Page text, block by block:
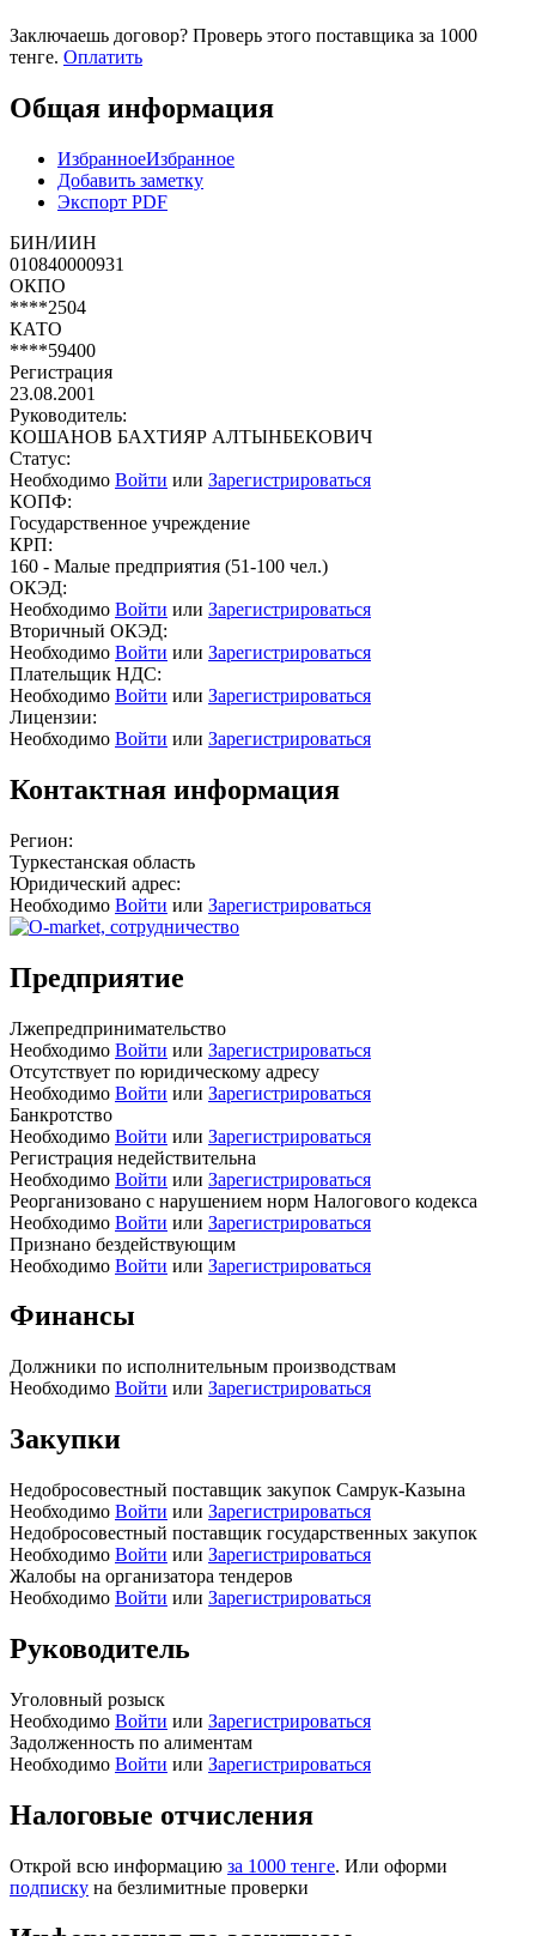
Заключаешь договор? Проверь этого поставщика за 1000
тенге. Оплатить
Общая информация
ИзбранноеИзбранное
Добавить заметку
Экспорт PDF
БИН/ИИН
010840000931
ОКПО
****2504
КАТО
****59400
Регистрация
23.08.2001
Руководитель:
КОШАНОВ БАХТИЯР АЛТЫНБЕКОВИЧ
Статус:
Необходимо Войти или Зарегистрироваться
КОПФ:
Государственное учреждение
КРП:
160 - Малые предприятия (51-100 чел.)
ОКЭД:
Необходимо Войти или Зарегистрироваться
Вторичный ОКЭД:
Необходимо Войти или Зарегистрироваться
Плательщик НДС:
Необходимо Войти или Зарегистрироваться
Лицензии:
Необходимо Войти или Зарегистрироваться
Контактная информация
Регион:
Туркестанская область
Юридический адрес:
Необходимо Войти или Зарегистрироваться
Предприятие
Лжепредпринимательство
Необходимо Войти или Зарегистрироваться
Отсутствует по юридическому адресу
Необходимо Войти или Зарегистрироваться
Банкротство
Необходимо Войти или Зарегистрироваться
Регистрация недействительна
Необходимо Войти или Зарегистрироваться
Реорганизовано с нарушением норм Налогового кодекса
Необходимо Войти или Зарегистрироваться
Признано бездействующим
Необходимо Войти или Зарегистрироваться
Финансы
Должники по исполнительным производствам
Необходимо Войти или Зарегистрироваться
Закупки
Недобросовестный поставщик закупок Самрук-Казына
Необходимо Войти или Зарегистрироваться
Недобросовестный поставщик государственных закупок
Необходимо Войти или Зарегистрироваться
Жалобы на организатора тендеров
Необходимо Войти или Зарегистрироваться
Руководитель
Уголовный розыск
Необходимо Войти или Зарегистрироваться
Задолженность по алиментам
Необходимо Войти или Зарегистрироваться
Налоговые отчисления
Открой всю информацию за 1000 тенге. Или оформи
подписку на безлимитные проверки